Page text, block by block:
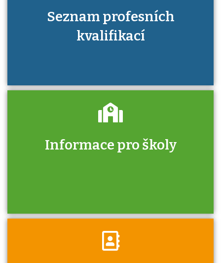
Seznam profesních
kvalifikací
Informace pro školy
Zjistěte, jak se přihlásit ke zkoušce a kde